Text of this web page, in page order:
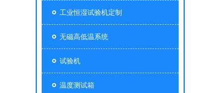
工业恒湿试验机定制
无磁高低温系统
试验机
温度测试箱